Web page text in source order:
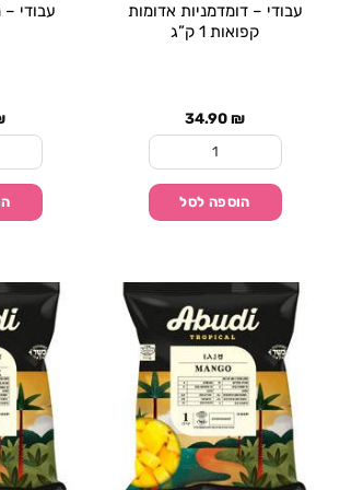
עבודי – דומדמניות אדומות
קפואות 1 ק”ג
34.90₪
כמות של עבודי - דומדמניות אדומות
הוספה לסל
עבודי –